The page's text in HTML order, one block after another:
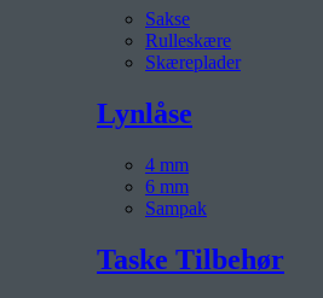
Sakse
Rulleskære
Skæreplader
Lynlåse
4 mm
6 mm
Sampak
Taske Tilbehør